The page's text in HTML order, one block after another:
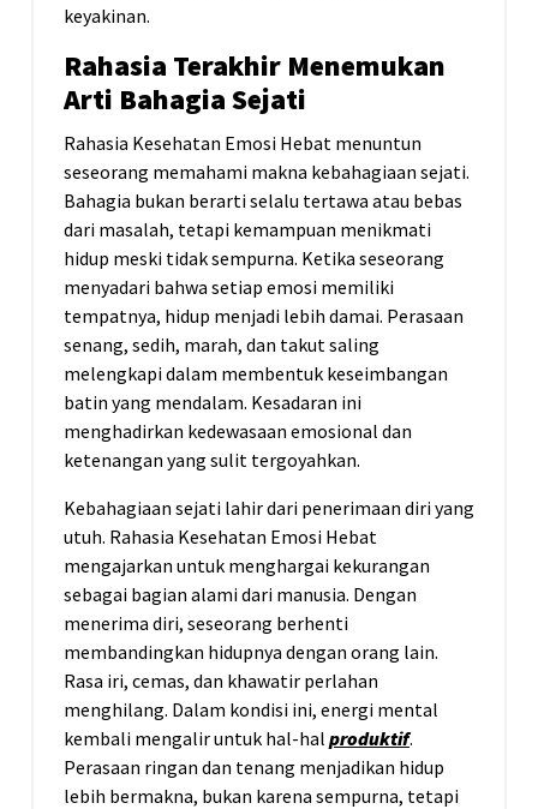
keyakinan.
Rahasia Terakhir Menemukan
Arti Bahagia Sejati
Rahasia Kesehatan Emosi Hebat menuntun
seseorang memahami makna kebahagiaan sejati.
Bahagia bukan berarti selalu tertawa atau bebas
dari masalah, tetapi kemampuan menikmati
hidup meski tidak sempurna. Ketika seseorang
menyadari bahwa setiap emosi memiliki
tempatnya, hidup menjadi lebih damai. Perasaan
senang, sedih, marah, dan takut saling
melengkapi dalam membentuk keseimbangan
batin yang mendalam. Kesadaran ini
menghadirkan kedewasaan emosional dan
ketenangan yang sulit tergoyahkan.
Kebahagiaan sejati lahir dari penerimaan diri yang
utuh. Rahasia Kesehatan Emosi Hebat
mengajarkan untuk menghargai kekurangan
sebagai bagian alami dari manusia. Dengan
menerima diri, seseorang berhenti
membandingkan hidupnya dengan orang lain.
Rasa iri, cemas, dan khawatir perlahan
menghilang. Dalam kondisi ini, energi mental
kembali mengalir untuk hal-hal produktif.
Perasaan ringan dan tenang menjadikan hidup
lebih bermakna, bukan karena sempurna, tetapi